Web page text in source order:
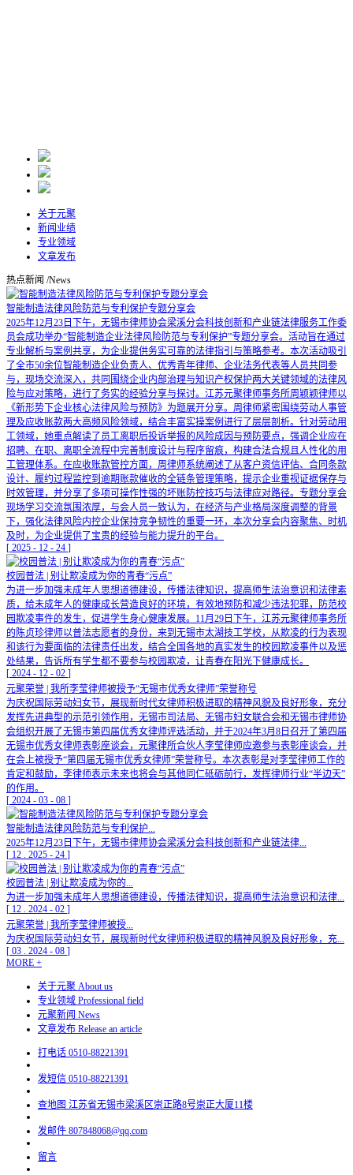
关于元聚
新闻业绩
专业领域
文章发布
热点新闻 /News
智能制造法律风险防范与专利保护专题分享会
2025年12月23日下午，无锡市律师协会梁溪分会科技创新和产业链法律服务工作委
员会成功举办“智能制造企业法律风险防范与专利保护”专题分享会。活动旨在通过
专业解析与案例共享，为企业提供务实可靠的法律指引与策略参考。本次活动吸引
了全市50余位智能制造企业负责人、优秀青年律师、企业法务代表等人员共同参
与，现场交流深入，共同围绕企业内部治理与知识产权保护两大关键领域的法律风
险与应对策略，进行了务实的经验分享与探讨。江苏元聚律师事务所周颖颖律师以
《新形势下企业核心法律风险与预防》为题展开分享。周律师紧密围绕劳动人事管
理及应收账款两大高频风险领域，结合丰富实操案例进行了层层剖析。针对劳动用
工领域，她重点解读了员工离职后投诉举报的风险成因与预防要点，强调企业应在
招聘、在职、离职全流程中完善制度设计与程序留痕，构建合法合规且人性化的用
工管理体系。在应收账款管控方面，周律师系统阐述了从客户资信评估、合同条款
设计、履约过程监控到逾期账款催收的全链条管理策略，提示企业重视证据保存与
时效管理，并分享了多项可操作性强的坏账防控技巧与法律应对路径。专题分享会
现场学习交流氛围浓厚，与会人员一致认为，在经济与产业格局深度调整的背景
下，强化法律风险内控企业保持竞争韧性的重要一环，本次分享会内容聚焦、时机
及时，为企业提供了宝贵的经验与能力提升的平台。
[ 2025 - 12 - 24 ]
校园普法 | 别让欺凌成为你的青春“污点”
为进一步加强未成年人思想道德建设，传播法律知识，提高师生法治意识和法律素
质，给未成年人的健康成长营造良好的环境，有效地预防和减少违法犯罪，防范校
园欺凌事件的发生，促进学生身心健康发展。11月29日下午，江苏元聚律师事务所
的陈贞珍律师以普法志愿者的身份，来到无锡市太湖技工学校，从欺凌的行为表现
和该行为要面临的法律责任出发，结合全国各地的真实发生的校园欺凌事件以及惩
处结果，告诉所有学生都不要参与校园欺凌，让青春在阳光下健康成长。
[ 2024 - 12 - 02 ]
元聚荣誉 | 我所李莹律师被授予“无锡市优秀女律师”荣誉称号
为庆祝国际劳动妇女节，展现新时代女律师积极进取的精神风貌及良好形象，充分
发挥先进典型的示范引领作用，无锡市司法局、无锡市妇女联合会和无锡市律师协
会组织开展了无锡市第四届优秀女律师评选活动，并于2024年3月8日召开了第四届
无锡市优秀女律师表彰座谈会，元聚律所合伙人李莹律师应邀参与表彰座谈会，并
在会上被授予“第四届无锡市优秀女律师”荣誉称号。本次表彰是对李莹律师工作的
肯定和鼓励，李律师表示未来也将会与其他同仁砥砺前行，发挥律师行业“半边天”
的作用。
[ 2024 - 03 - 08 ]
智能制造法律风险防范与专利保护...
2025年12月23日下午，无锡市律师协会梁溪分会科技创新和产业链法律...
[ 12 . 2025 - 24 ]
校园普法 | 别让欺凌成为你的...
为进一步加强未成年人思想道德建设，传播法律知识，提高师生法治意识和法律...
[ 12 . 2024 - 02 ]
元聚荣誉 | 我所李莹律师被授...
为庆祝国际劳动妇女节，展现新时代女律师积极进取的精神风貌及良好形象，充...
[ 03 . 2024 - 08 ]
MORE +
关于元聚 About us
专业领域 Professional field
元聚新闻 News
文章发布 Release an article
打电话 0510-88221391
发短信 0510-88221391
查地图 江苏省无锡市梁溪区崇正路8号崇正大厦11楼
发邮件 807848068@qq.com
留言